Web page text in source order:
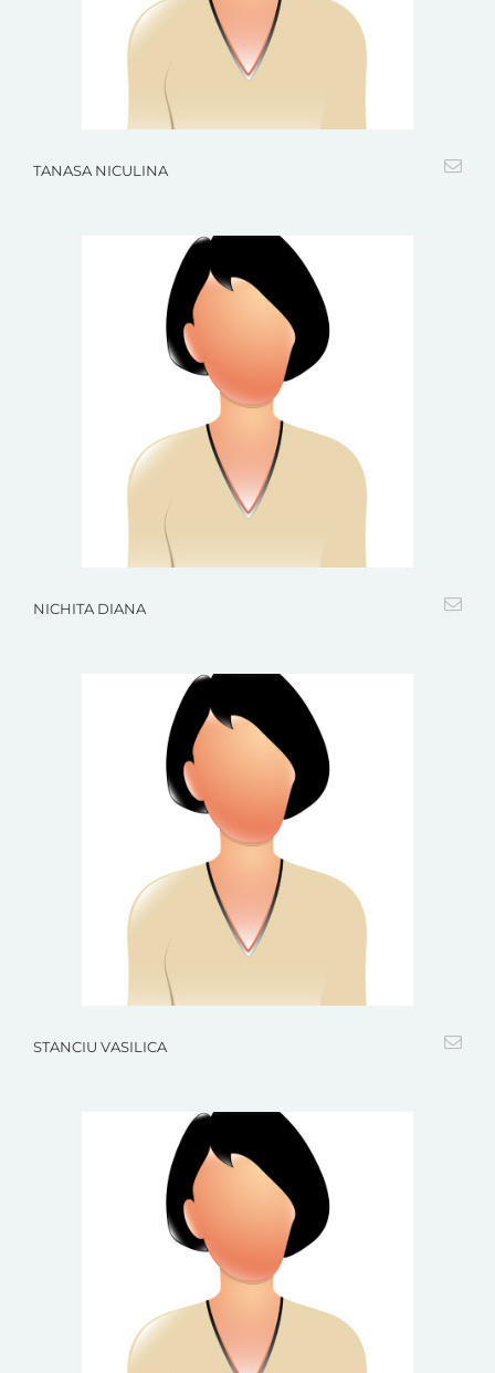
TANASA NICULINA
NICHITA DIANA
STANCIU VASILICA